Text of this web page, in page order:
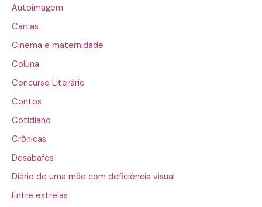
Autoimagem
Cartas
Cinema e maternidade
Coluna
Concurso Literário
Contos
Cotidiano
Crônicas
Desabafos
Diário de uma mãe com deficiência visual
Entre estrelas